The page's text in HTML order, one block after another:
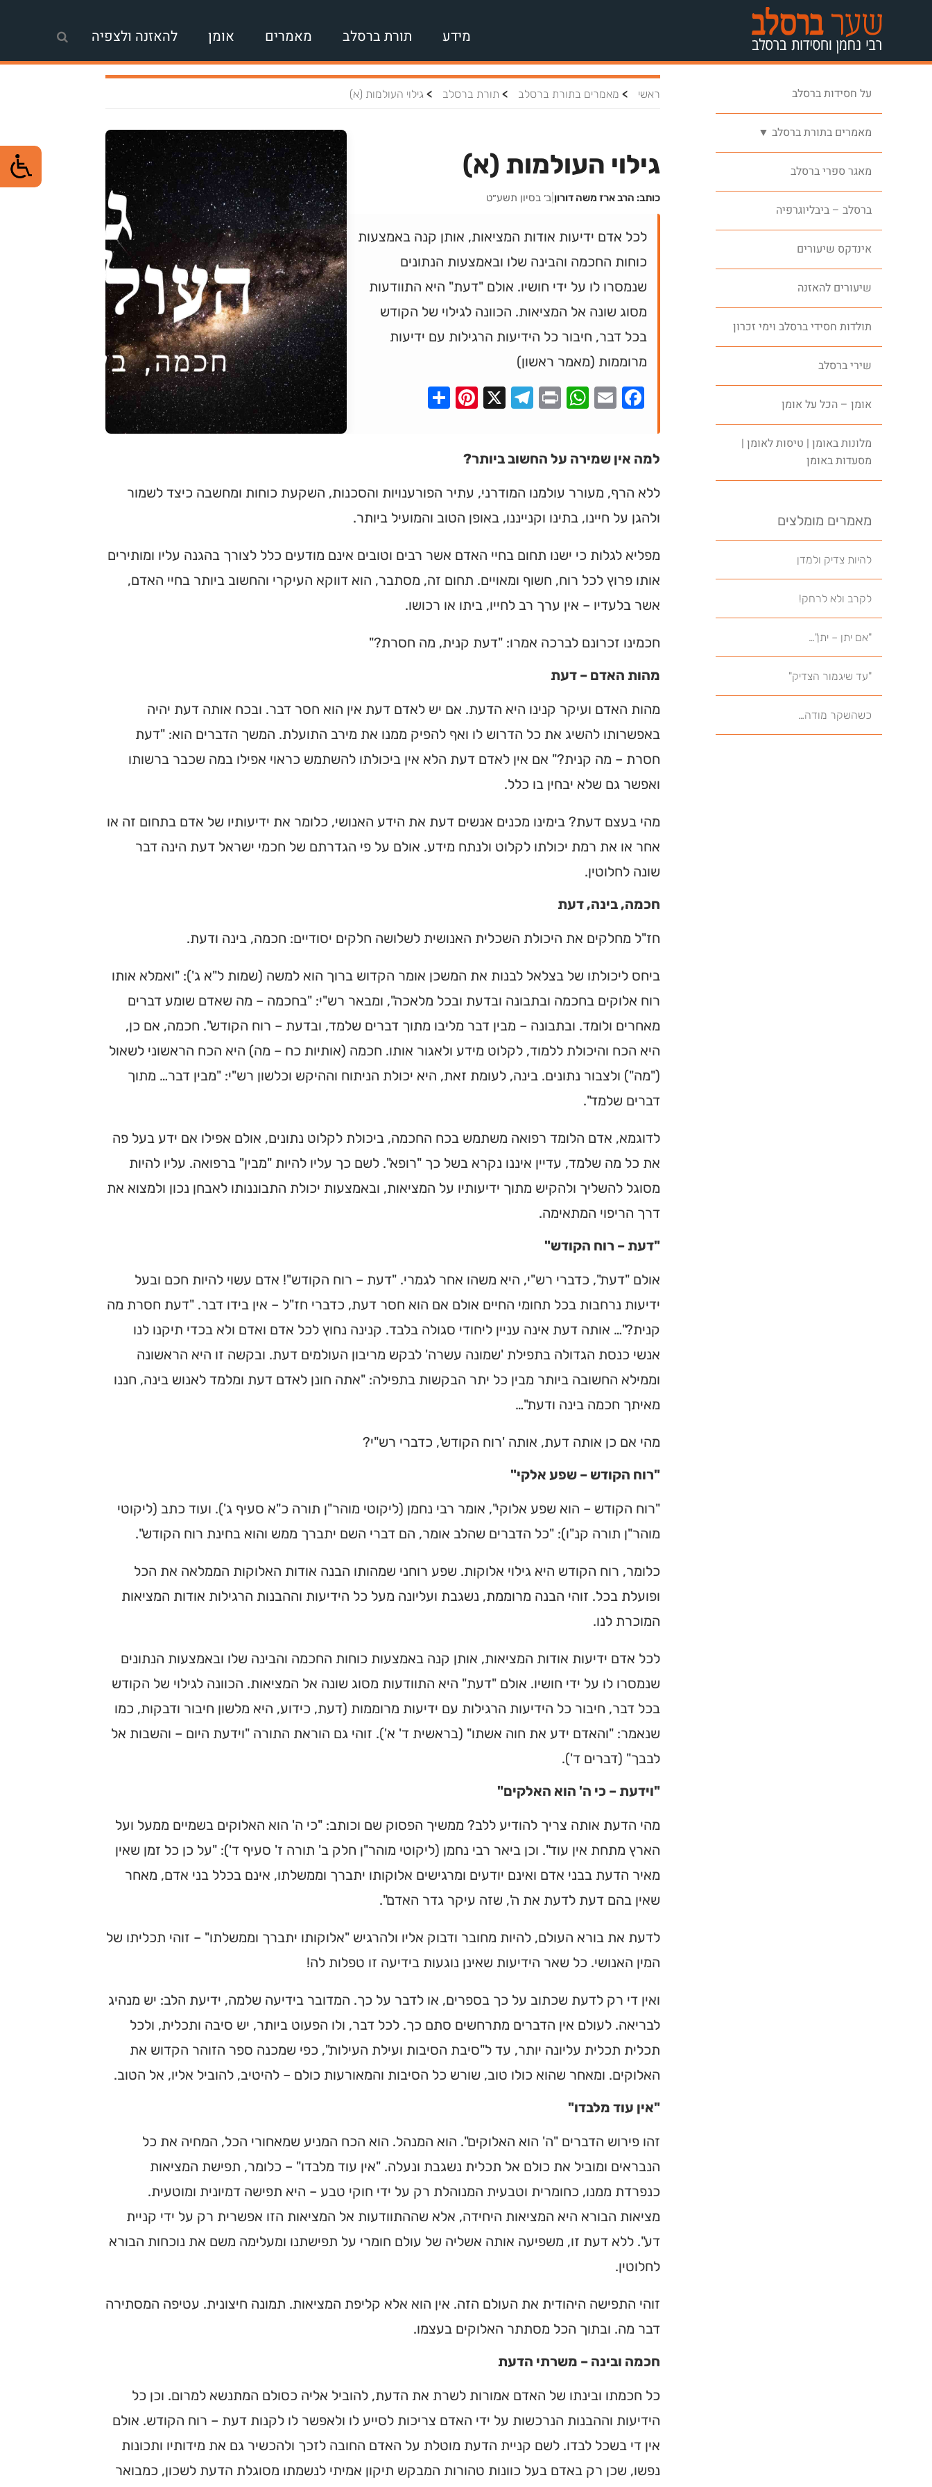
מידע תורת ברסלב מאמרים אומן להאזנה ולצפיה
על חסידות ברסלב
מאמרים בתורת ברסלב ▼
מאגר ספרי ברסלב
ברסלב – ביבליוגרפיה
אינדקס שיעורים
שיעורים להאזנה
תולדות חסידי ברסלב וימי זכרון
שירי ברסלב
אומן – הכל על אומן
מלונות באומן | טיסות לאומן |
מסעדות באומן
מאמרים מומלצים
להיות צדיק ולמדן
לקרב ולא לרחק!
"אם יתן – יתן"…
"עד שיגמור הצדיק"
כשהשקר מודה…
ראשי > מאמרים בתורת ברסלב > תורת ברסלב > גילוי העולמות (א)
גילוי העולמות (א)
כותב: הרב ארז משה דורון ב׳ בסיון תשע״ט
לכל אדם ידיעות אודות המציאות, אותן קנה באמצעות
כוחות החכמה והבינה שלו ובאמצעות הנתונים
שנמסרו לו על ידי חושיו. אולם "דעת" היא התוודעות
מסוג שונה אל המציאות. הכוונה לגילוי של הקודש
בכל דבר, חיבור כל הידיעות הרגילות עם ידיעות
מרוממות (מאמר ראשון)
Facebook
Email
WhatsApp
Print
Telegram
X
Pinterest
למה אין שמירה על החשוב ביותר?
ללא הרף, מעורר עולמנו המודרני, עתיר הפורענויות והסכנות, השקעת כוחות ומחשבה כיצד לשמור
ולהגן על חיינו, בתינו וקנייננו, באופן הטוב והמועיל ביותר.
מפליא לגלות כי ישנו תחום בחיי האדם אשר רבים וטובים אינם מודעים כלל לצורך בהגנה עליו ומותירים
אותו פרוץ לכל רוח, חשוף ומאויים. תחום זה, מסתבר, הוא דווקא העיקרי והחשוב ביותר בחיי האדם,
אשר בלעדיו – אין ערך רב לחייו, ביתו או רכושו.
חכמינו זכרונם לברכה אמרו: "דעת קנית, מה חסרת?"
מהות האדם – דעת
מהות האדם ועיקר קנינו היא הדעת. אם יש לאדם דעת אין הוא חסר דבר. ובכח אותה דעת יהיה
באפשרותו להשיג את כל הדרוש לו ואף להפיק ממנו את מירב התועלת. המשך הדברים הוא: "דעת
חסרת – מה קנית?" אם אין לאדם דעת הלא אין ביכולתו להשתמש כראוי אפילו במה שכבר ברשותו
ואפשר גם שלא יבחין בו כלל.
מהי בעצם דעת? בימינו מכנים אנשים דעת את הידע האנושי, כלומר את ידיעותיו של אדם בתחום זה או
אחר או את רמת יכולתו לקלוט ולנתח מידע. אולם על פי הגדרתם של חכמי ישראל דעת הינה דבר
שונה לחלוטין.
חכמה, בינה, דעת
חז"ל מחלקים את היכולת השכלית האנושית לשלושה חלקים יסודיים: חכמה, בינה ודעת.
ביחס ליכולתו של בצלאל לבנות את המשכן אומר הקדוש ברוך הוא למשה (שמות ל"א ג'): "ואמלא אותו
רוח אלוקים בחכמה ובתבונה ובדעת ובכל מלאכה", ומבאר רש"י: "בחכמה – מה שאדם שומע דברים
מאחרים ולומד. ובתבונה – מבין דבר מליבו מתוך דברים שלמד, ובדעת – רוח הקודש". חכמה, אם כן,
היא הכח והיכולת ללמוד, לקלוט מידע ולאגור אותו. חכמה (אותיות כח – מה) היא הכח הראשוני לשאול
("מה") ולצבור נתונים. בינה, לעומת זאת, היא יכולת הניתוח וההיקש וכלשון רש"י: "מבין דבר… מתוך
דברים שלמד".
לדוגמא, אדם הלומד רפואה משתמש בכח החכמה, ביכולת לקלוט נתונים, אולם אפילו אם ידע בעל פה
את כל מה שלמד, עדיין איננו נקרא בשל כך "רופא". לשם כך עליו להיות "מבין" ברפואה. עליו להיות
מסוגל להשליך ולהקיש מתוך ידיעותיו על המציאות, ובאמצעות יכולת התבוננותו לאבחן נכון ולמצוא את
דרך הריפוי המתאימה.
"דעת – רוח הקודש"
אולם "דעת", כדברי רש"י, היא משהו אחר לגמרי. "דעת – רוח הקודש"! אדם עשוי להיות חכם ובעל
ידיעות נרחבות בכל תחומי החיים אולם אם הוא חסר דעת, כדברי חז"ל – אין בידו דבר. "דעת חסרת מה
קנית?"… אותה דעת אינה עניין ליחודי סגולה בלבד. קנינה נחוץ לכל אדם ואדם ולא בכדי תיקנו לנו
אנשי כנסת הגדולה בתפילת 'שמונה עשרה' לבקש מריבון העולמים דעת. ובקשה זו היא הראשונה
וממילא החשובה ביותר מבין כל יתר הבקשות בתפילה: "אתה חונן לאדם דעת ומלמד לאנוש בינה, חננו
מאיתך חכמה בינה ודעת"…
מהי אם כן אותה דעת, אותה 'רוח הקודש', כדברי רש"י?
"רוח הקודש – שפע אלקי"
"רוח הקודש – הוא שפע אלוקי", אומר רבי נחמן (ליקוטי מוהר"ן תורה כ"א סעיף ג'). ועוד כתב (ליקוטי
מוהר"ן תורה קנ"ו): "כל הדברים שהלב אומר, הם דברי השם יתברך ממש והוא בחינת רוח הקודש".
כלומר, רוח הקודש היא גילוי אלוקות. שפע רוחני שמהותו הבנה אודות האלוקות הממלאה את הכל
ופועלת בכל. זוהי הבנה מרוממת, נשגבת ועליונה מעל כל הידיעות וההבנות הרגילות אודות המציאות
המוכרת לנו.
לכל אדם ידיעות אודות המציאות, אותן קנה באמצעות כוחות החכמה והבינה שלו ובאמצעות הנתונים
שנמסרו לו על ידי חושיו. אולם "דעת" היא התוודעות מסוג שונה אל המציאות. הכוונה לגילוי של הקודש
בכל דבר, חיבור כל הידיעות הרגילות עם ידיעות מרוממות (דעת, כידוע, היא מלשון חיבור ודבקות, כמו
שנאמר: "והאדם ידע את חוה אשתו" (בראשית ד' א'). זוהי גם הוראת התורה "וידעת היום – והשבות אל
לבבך" (דברים ד').
"וידעת – כי ה' הוא האלקים"
מהי הדעת אותה צריך להודיע ללב? ממשיך הפסוק שם וכותב: "כי ה' הוא האלוקים בשמיים ממעל ועל
הארץ מתחת אין עוד". וכן ביאר רבי נחמן (ליקוטי מוהר"ן חלק ב' תורה ז' סעיף ד'): "על כן כל זמן שאין
מאיר הדעת בבני אדם ואינם יודעים ומרגישים אלוקותו יתברך וממשלתו, אינם בכלל בני אדם, מאחר
שאין בהם דעת לדעת את ה', שזה עיקר גדר האדם".
לדעת את בורא העולם, להיות מחובר ודבוק אליו ולהרגיש "אלוקותו יתברך וממשלתו" – זוהי תכליתו של
המין האנושי. כל שאר הידיעות שאינן נוגעות בידיעה זו טפלות לה!
ואין די רק לדעת שכתוב על כך בספרים, או לדבר על כך. המדובר בידיעה שלמה, ידיעת הלב: יש מנהיג
לבריאה. לעולם אין הדברים מתרחשים סתם כך. לכל דבר, ולו הפעוט ביותר, יש סיבה ותכלית, ולכל
תכלית תכלית עליונה יותר, עד ל"סיבת הסיבות ועילת העילות", כפי שמכנה ספר הזוהר הקדוש את
האלוקים. ומאחר שהוא כולו טוב, שורש כל הסיבות והמאורעות כולם – להיטיב, להוביל אליו, אל הטוב.
"אין עוד מלבדו"
זהו פירוש הדברים "ה' הוא האלוקים". הוא המנהל. הוא הכח המניע שמאחורי הכל, המחיה את כל
הנבראים ומוביל את כולם אל תכלית נשגבת ונעלה. "אין עוד מלבדו" – כלומר, תפישת המציאות
כנפרדת ממנו, כחומרית וטבעית המנוהלת רק על ידי חוקי טבע – היא תפישה דמיונית ומוטעית.
מציאות הבורא היא המציאות היחידה, אלא שההתוודעות אל המציאות הזו אפשרית רק על ידי קניית
דע". ללא דעת זו, משפיעה אותה אשליה של עולם חומרי על תפישתנו ומעלימה משם את נוכחות הבורא
לחלוטין.
זוהי התפישה היהודית את העולם הזה. אין הוא אלא קליפת המציאות. תמונה חיצונית. עטיפה המסתירה
דבר מה. ובתוך הכל מסתתר האלוקים בעצמו.
חכמה ובינה – משרתי הדעת
כל חכמתו ובינתו של האדם אמורות לשרת את הדעת, להוביל אליה כסולם המתנשא למרום. וכן כל
הידיעות וההבנות הנרכשות על ידי האדם צריכות לסייע לו ולאפשר לו לקנות דעת – רוח הקודש. אולם
אין די בשכל לבדו. לשם קניית הדעת מוטלת על האדם החובה לזכך ולהכשיר גם את מידותיו ותכונות
נפשו, שכן רק באדם בעל כוונות טהורות המבקש תיקון אמיתי לנשמתו מסוגלת הדעת לשכון, כמבואר
מוסד ברסלב?
ברסלב בארץ ובעולם! מצאו זמני תפילות, שיעורי
תורה, כתובות ודרכי הגעה בלחיצת כפתור.